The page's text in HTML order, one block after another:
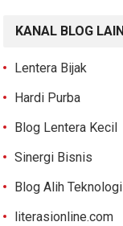
KANAL BLOG LAIN
Lentera Bijak
Hardi Purba
Blog Lentera Kecil
Sinergi Bisnis
Blog Alih Teknologi
literasionline.com